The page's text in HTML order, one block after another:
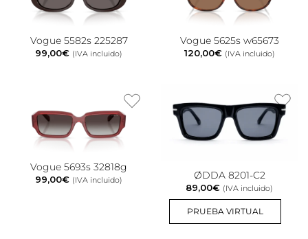
Vogue 5582s 225287
99,00€ (IVA incluido)
Vogue 5625s w65673
120,00€ (IVA incluido)
Vogue 5693s 32818g
99,00€ (IVA incluido)
ØDDA 8201-C2
89,00€ (IVA incluido)
PRUEBA VIRTUAL